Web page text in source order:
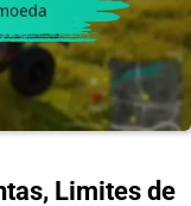
Limites de